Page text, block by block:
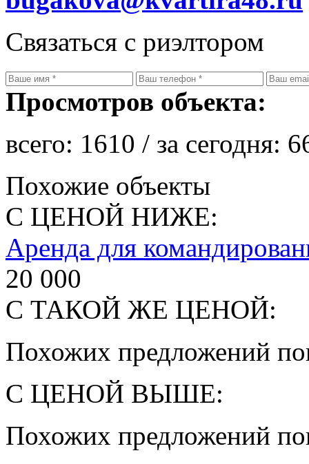
Связаться с риэлтором
Просмотров объекта:
всего: 1610 / за сегодня:
Похожие объекты
С ЦЕНОЙ НИЖЕ:
Аренда для
20 000
С ТАКОЙ ЖЕ ЦЕНОЙ:
Похожих предложений
С ЦЕНОЙ ВЫШЕ:
Похожих предложений